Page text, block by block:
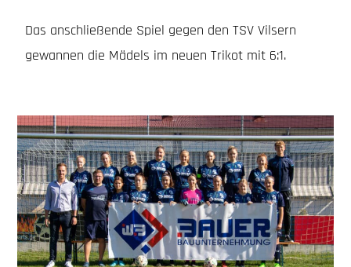
Das anschließende Spiel gegen den TSV Vilsern
gewannen die Mädels im neuen Trikot mit 6:1.